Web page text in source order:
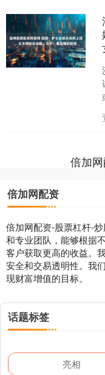
倍加
倍加网配资
倍加网配资-股票杠杆-
和专业团队，能够根据
客户获取更高的收益。
安全和交易透明性。我
现财富增值的目标。
话题标签
亮相